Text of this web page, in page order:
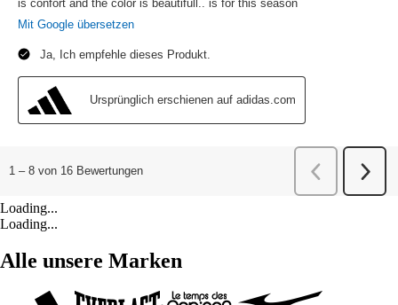
Loading...
Loading...
Alle unsere Marken